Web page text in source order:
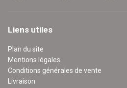
Liens utiles
Plan du site
Mentions légales
Conditions générales de vente
Livraison